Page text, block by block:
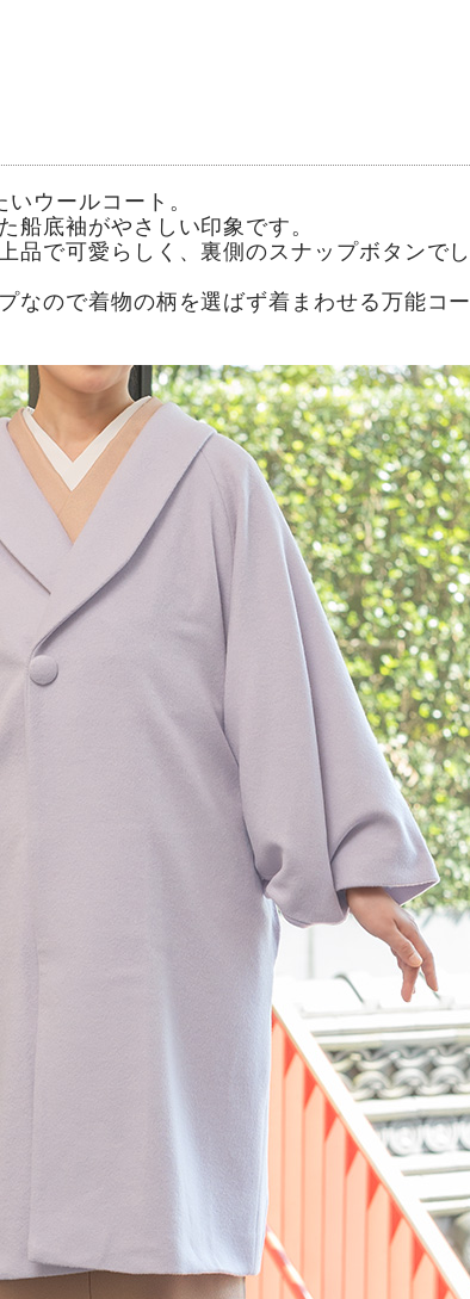
ウールコート。
船底袖がやさしい印象です。
品で可愛らしく、裏側のスナップボタンでし
なので着物の柄を選ばず着まわせる万能コー